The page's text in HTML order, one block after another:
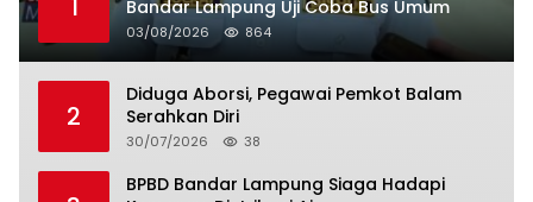
Bandar Lampung Uji Coba Bus Umum
03/08/2026 864
2
Diduga Aborsi, Pegawai Pemkot Balam
Serahkan Diri
30/07/2026 38
BPBD Bandar Lampung Siaga Hadapi